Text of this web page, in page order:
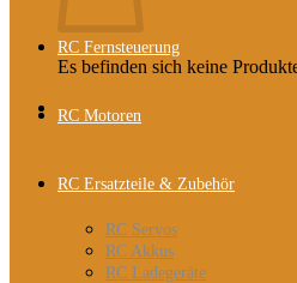
Es befinden sich keine
RC Fernsteuerung
RC Motoren
RC Ersatzteile & Zubehör
RC Servos
RC Akkus
RC Ladegeräte